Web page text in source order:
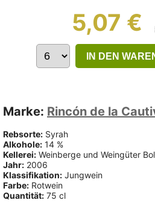
5,07 €
IN DEN
Marke: Rincón de la
Rebsorte: Syrah
Alkohole: 14 %
Kellerei: Weinberge und Weingüter
Jahr: 2006
Klassifikation: Jungwein
Farbe: Rotwein
Quantität: 75 cl